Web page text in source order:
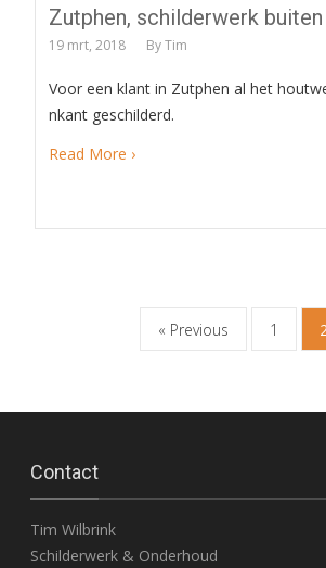
Zutphen, schilderwerk buiten
19 mrt, 2018 ByTim
Voor een klant in Zutphen al het
nkant geschilderd.
Read More ›
navigation
« Previous 1
Contact
Tim Wilbrink
Schilderwerk & Onderhoud